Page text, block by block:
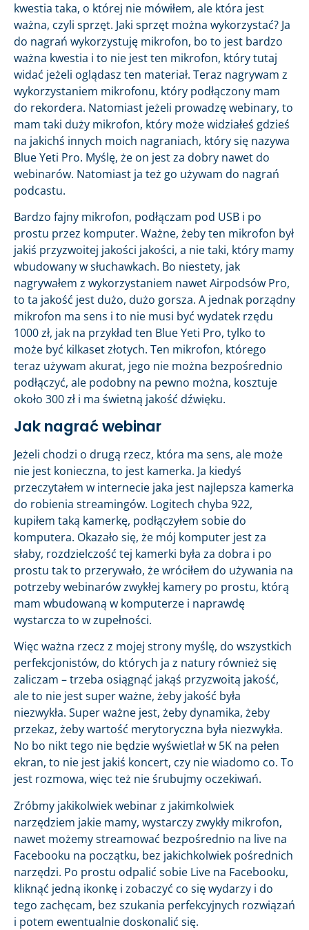
kwestia taka, o której nie mówiłem, ale która jest
ważna, czyli sprzęt. Jaki sprzęt można wykorzystać? Ja
do nagrań wykorzystuję mikrofon, bo to jest bardzo
ważna kwestia i to nie jest ten mikrofon, który tutaj
widać jeżeli oglądasz ten materiał. Teraz nagrywam z
wykorzystaniem mikrofonu, który podłączony mam
do rekordera. Natomiast jeżeli prowadzę webinary, to
mam taki duży mikrofon, który może widziałeś gdzieś
na jakichś innych moich nagraniach, który się nazywa
Blue Yeti Pro. Myślę, że on jest za dobry nawet do
webinarów. Natomiast ja też go używam do nagrań
podcastu.
Bardzo fajny mikrofon, podłączam pod USB i po
prostu przez komputer. Ważne, żeby ten mikrofon był
jakiś przyzwoitej jakości jakości, a nie taki, który mamy
wbudowany w słuchawkach. Bo niestety, jak
nagrywałem z wykorzystaniem nawet Airpodsów Pro,
to ta jakość jest dużo, dużo gorsza. A jednak porządny
mikrofon ma sens i to nie musi być wydatek rzędu
1000 zł, jak na przykład ten Blue Yeti Pro, tylko to
może być kilkaset złotych. Ten mikrofon, którego
teraz używam akurat, jego nie można bezpośrednio
podłączyć, ale podobny na pewno można, kosztuje
około 300 zł i ma świetną jakość dźwięku.
Jak nagrać webinar
Jeżeli chodzi o drugą rzecz, która ma sens, ale może
nie jest konieczna, to jest kamerka. Ja kiedyś
przeczytałem w internecie jaka jest najlepsza kamerka
do robienia streamingów. Logitech chyba 922,
kupiłem taką kamerkę, podłączyłem sobie do
komputera. Okazało się, że mój komputer jest za
słaby, rozdzielczość tej kamerki była za dobra i po
prostu tak to przerywało, że wróciłem do używania na
potrzeby webinarów zwykłej kamery po prostu, którą
mam wbudowaną w komputerze i naprawdę
wystarcza to w zupełności.
Więc ważna rzecz z mojej strony myślę, do wszystkich
perfekcjonistów, do których ja z natury również się
zaliczam – trzeba osiągnąć jakąś przyzwoitą jakość,
ale to nie jest super ważne, żeby jakość była
niezwykła. Super ważne jest, żeby dynamika, żeby
przekaz, żeby wartość merytoryczna była niezwykła.
No bo nikt tego nie będzie wyświetlał w 5K na pełen
ekran, to nie jest jakiś koncert, czy nie wiadomo co. To
jest rozmowa, więc też nie śrubujmy oczekiwań.
Zróbmy jakikolwiek webinar z jakimkolwiek
narzędziem jakie mamy, wystarczy zwykły mikrofon,
nawet możemy streamować bezpośrednio na live na
Facebooku na początku, bez jakichkolwiek pośrednich
narzędzi. Po prostu odpalić sobie Live na Facebooku,
kliknąć jedną ikonkę i zobaczyć co się wydarzy i do
tego zachęcam, bez szukania perfekcyjnych rozwiązań
i potem ewentualnie doskonalić się.